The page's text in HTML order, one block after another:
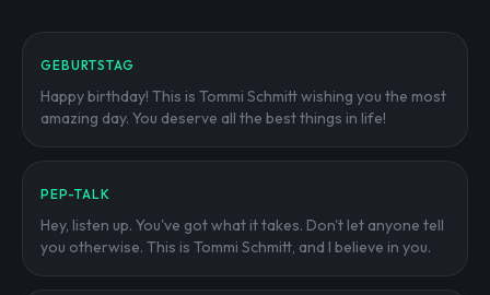
GEBURTSTAG
Happy birthday! This is Tommi Schmitt wishing you the most
amazing day. You deserve all the best things in life!
PEP-TALK
Hey, listen up. You've got what it takes. Don't let anyone tell
you otherwise. This is Tommi Schmitt, and I believe in you.